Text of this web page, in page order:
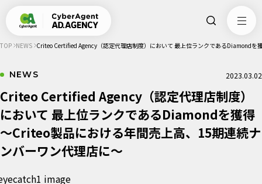
TOP NEWS Criteo Certified Agency（認定代理店制度）において 最上位ランクであるDiamond
NEWS 2023.03.02
Criteo Certified Agency（認定代理店制度）
において 最上位ランクであるDiamondを獲得
～Criteo製品における年間売上高、15期連続ナ
ンバーワン代理店に～